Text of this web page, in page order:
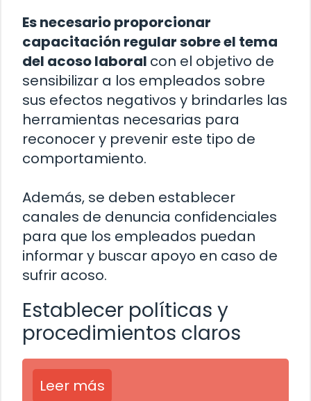
Es necesario proporcionar
capacitación regular sobre el tema
del acoso laboral con el objetivo de
sensibilizar a los empleados sobre
sus efectos negativos y brindarles las
herramientas necesarias para
reconocer y prevenir este tipo de
comportamiento.
Además, se deben establecer
canales de denuncia confidenciales
para que los empleados puedan
informar y buscar apoyo en caso de
sufrir acoso.
Establecer políticas y
procedimientos claros
Leer más